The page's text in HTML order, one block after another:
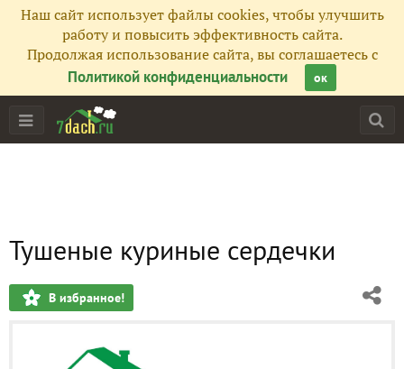
Наш сайт использует файлы cookies, чтобы улучшить
работу и повысить эффективность сайта.
Продолжая использование сайта, вы соглашаетесь с
Политикой конфиденциальности
ок
Тушеные куриные сердечки
В избранное!